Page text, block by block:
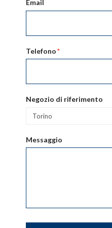
Email
Telefono*
Negozio di riferimento
Messaggio
CAPTCHA